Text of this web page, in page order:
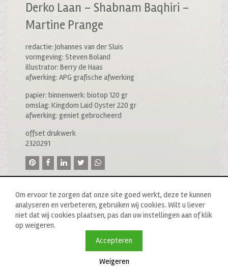
Derko Laan – Shabnam Baqhiri –
Martine Prange
redactie: Johannes van der Sluis
vormgeving: Steven Boland
illustrator: Berry de Haas
afwerking: APG grafische afwerking
papier: binnenwerk: biotop 120 gr
omslag: Kingdom Laid Oyster 220 gr
afwerking: geniet gebrocheerd
offset drukwerk
2320291
© 2020 drukkerij raddraaier b.v., van ostadestraat 233b, 1073
tn amsterdam, t: 020 673 05 78, f: 020 676 71 00,
info@raddraaierssp.nl
Om ervoor te zorgen dat onze site goed werkt, deze te kunnen
analyseren en verbeteren, gebruiken wij cookies. Wilt u liever
niet dat wij cookies plaatsen, pas dan uw instellingen aan of klik
op weigeren.
Accepteren
Weigeren